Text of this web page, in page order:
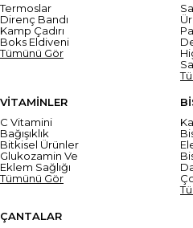
Termoslar
Direnç Bandı
Kamp Çadırı
Boks Eldiveni
Tümünü Gör
VİTAMİNLER
C Vitamini
Bağışıklık
Bitkisel Ürünler
Glukozamin Ve
Eklem Sağlığı
Tümünü Gör
ÇANTALAR